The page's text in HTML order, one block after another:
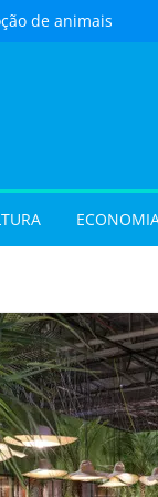
de animais
cresce no
e grandes
sobrenome após o
exigir atualização
dos filhos para